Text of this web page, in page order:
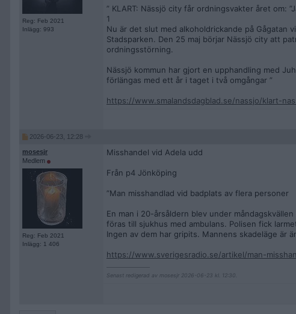
Reg: Feb 2021
Inlägg: 993
” KLART: Nässjö city får ordningsvakter året om:
1
Nu är det slut med alkoholdrickande på Gågatan
Stadsparken. Den 25 maj börjar Nässjö city att
ordningsstörning.
Nässjö kommun har gjort en upphandling med
förlängas med ett år i taget i två omgångar ”
https://www.smalandsdagblad.se/nassjo/klart-
2026-06-23, 12:28
mosesjr
Medlem
Reg: Feb 2021
Inlägg: 1 406
Misshandel vid Adela udd
Från p4 Jönköping
”Man misshandlad vid badplats av flera personer
En man i 20-årsåldern blev under
föras till sjukhus med ambulans. Polisen fick
Ingen av dem har gripits. Mannens skadeläge är
https://www.sverigesradio.se/artikel/man-
Senast redigerad av mosesjr 2026-06-23 kl. 12:30.